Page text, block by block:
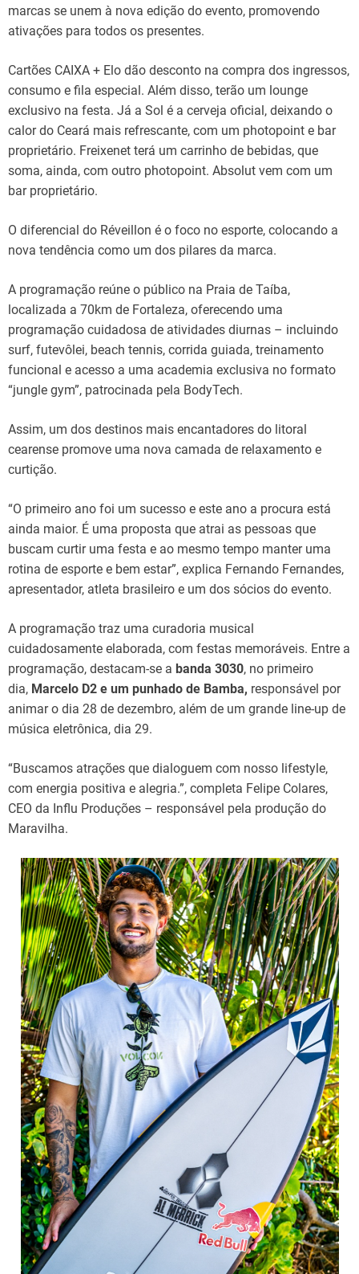
marcas se unem à nova edição do evento, promovendo
ativações para todos os presentes.
Cartões CAIXA + Elo dão desconto na compra dos ingressos,
consumo e fila especial. Além disso, terão um lounge
exclusivo na festa. Já a Sol é a cerveja oficial, deixando o
calor do Ceará mais refrescante, com um photopoint e bar
proprietário. Freixenet terá um carrinho de bebidas, que
soma, ainda, com outro photopoint. Absolut vem com um
bar proprietário.
O diferencial do Réveillon é o foco no esporte, colocando a
nova tendência como um dos pilares da marca.
A programação reúne o público na Praia de Taíba,
localizada a 70km de Fortaleza, oferecendo uma
programação cuidadosa de atividades diurnas – incluindo
surf, futevôlei, beach tennis, corrida guiada, treinamento
funcional e acesso a uma academia exclusiva no formato
“jungle gym”, patrocinada pela BodyTech.
Assim, um dos destinos mais encantadores do litoral
cearense promove uma nova camada de relaxamento e
curtição.
“O primeiro ano foi um sucesso e este ano a procura está
ainda maior. É uma proposta que atrai as pessoas que
buscam curtir uma festa e ao mesmo tempo manter uma
rotina de esporte e bem estar”, explica Fernando Fernandes,
apresentador, atleta brasileiro e um dos sócios do evento.
A programação traz uma curadoria musical
cuidadosamente elaborada, com festas memoráveis. Entre a
programação, destacam-se a banda 3030, no primeiro
dia, Marcelo D2 e um punhado de Bamba, responsável por
animar o dia 28 de dezembro, além de um grande line-up de
música eletrônica, dia 29.
“Buscamos atrações que dialoguem com nosso lifestyle,
com energia positiva e alegria.”, completa Felipe Colares,
CEO da Influ Produções – responsável pela produção do
Maravilha.